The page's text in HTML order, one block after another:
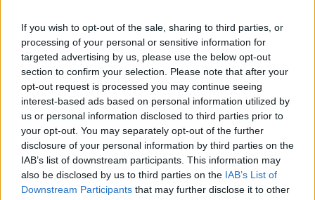
If you wish to opt-out of the sale, sharing to third parties, or
processing of your personal or sensitive information for
targeted advertising by us, please use the below opt-out
section to confirm your selection. Please note that after your
opt-out request is processed you may continue seeing
interest-based ads based on personal information utilized by
us or personal information disclosed to third parties prior to
your opt-out. You may separately opt-out of the further
disclosure of your personal information by third parties on the
IAB’s list of downstream participants. This information may
also be disclosed by us to third parties on the IAB’s List of
Downstream Participants that may further disclose it to other
POLITICA
PSD cere activarea mecanismului european